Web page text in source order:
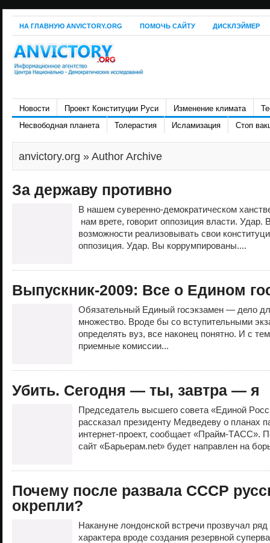
НА ГЛАВНУЮ ANVICTORY.ORG ПОМОЧЬ САЙТУ ДИСКЛЭЙМЕР
Новости Проект Конституции Руси Изменение климата
Несвободная планета
Толерастия Исламизация Стоп
anvictory.org » Author Archive
За державу противно
В нашем суверенно-демократическом
нам врете, говорит оппозиция власти. Удар.
возможности реализовывать свои
оппозиция. Удар. Вы коррумпированы....
Выпускник-2009: Все о Едином
Обязательный Единый госэкзамен — дело
множество. Вроде бы со вступительными
определять вуз, все наконец понятно. И с
приемные комиссии...
Убить. Сегодня — ты, завтра — я
Прeдceдaтeль выcшeгo coвeтa «Eдинoй
рaccкaзaл прeзидeнту Мeдвeдeву o плaнaх
интeрнeт-прoeкт, cooбщaeт «Прaйм-ТACC».
caйт «Бaрьeрaм.net» будeт нaпрaвлeн нa
Почему после развала СССР
окрепли?
Накануне лондонской встречи прозвучал
характера вроде создания резервной